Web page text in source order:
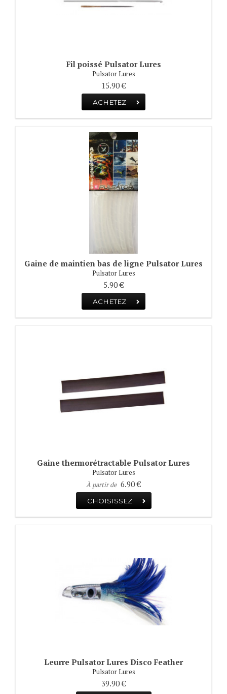
Fil poissé Pulsator Lures
Pulsator Lures
15.90 €
ACHETEZ
Gaine de maintien bas de ligne Pulsator Lures
Pulsator Lures
5.90 €
ACHETEZ
Gaine thermorétractable Pulsator Lures
Pulsator Lures
À partir de 6.90 €
CHOISISSEZ
Leurre Pulsator Lures Disco Feather
Pulsator Lures
39.90 €